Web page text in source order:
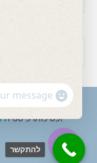
a
c
f
ופסיכותרפיסטית CBT | Powered by
להתקשר
"+chaty_settings.lang.emoji_picker+"
WhatsApp